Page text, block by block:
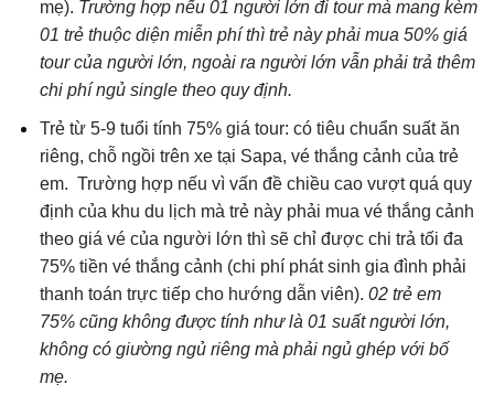
mẹ). Trường hợp nếu 01 người lớn đi tour mà mang kèm
01 trẻ thuộc diện miễn phí thì trẻ này phải mua 50% giá
tour của người lớn, ngoài ra người lớn vẫn phải trả thêm
chi phí ngủ single theo quy định.
Trẻ từ 5-9 tuổi tính 75% giá tour: có tiêu chuẩn suất ăn
riêng, chỗ ngồi trên xe tại Sapa, vé thắng cảnh của trẻ
em. Trường hợp nếu vì vấn đề chiều cao vượt quá quy
định của khu du lịch mà trẻ này phải mua vé thắng cảnh
theo giá vé của người lớn thì sẽ chỉ được chi trả tối đa
75% tiền vé thắng cảnh (chi phí phát sinh gia đình phải
thanh toán trực tiếp cho hướng dẫn viên). 02 trẻ em
75% cũng không được tính như là 01 suất người lớn,
không có giường ngủ riêng mà phải ngủ ghép với bố
mẹ.